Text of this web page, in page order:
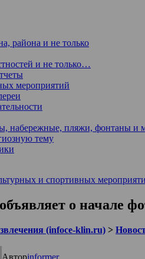
района и не только
и не только…
мероприятий
набережные, пляжи, фонтаны и
тему
и спортивных
о начале
(infoce-klin.ru) >
Авторinformer